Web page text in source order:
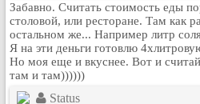
Забавно. Считать стоимость еды
столовой, или ресторане. Там как
остальном же... Например литр
Я на эти деньги готовлю
Но моя еще и вкуснее. Вот и
там и там))))))
Status